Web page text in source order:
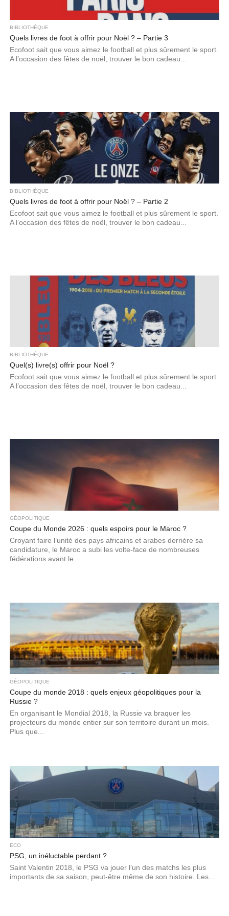
BIBLIOTHÈQUE
Quels livres de foot à offrir pour Noël ? – Partie 3
Ecofoot sait que vous aimez le football et plus sûrement le sport.
A l’occasion des fêtes de noël, trouver le bon cadeau...
BIBLIOTHÈQUE
Quels livres de foot à offrir pour Noël ? – Partie 2
Ecofoot sait que vous aimez le football et plus sûrement le sport.
A l’occasion des fêtes de noël, trouver le bon cadeau...
BIBLIOTHÈQUE
Quel(s) livre(s) offrir pour Noël ?
Ecofoot sait que vous aimez le football et plus sûrement le sport.
A l’occasion des fêtes de noël, trouver le bon cadeau...
GÉOPOLITIQUE
Coupe du Monde 2026 : quels espoirs pour le Maroc ?
Croyant faire l’unité des pays africains et arabes derrière sa
candidature, le Maroc a subi les volte-face de nombreuses
fédérations avant le...
GÉOPOLITIQUE
Coupe du monde 2018 : quels enjeux géopolitiques pour la
Russie ?
En organisant le Mondial 2018, la Russie va braquer les
projecteurs du monde entier sur son territoire durant un mois.
Plus que...
ECO
PSG, un inéluctable perdant ?
Saint Valentin 2018, le PSG va jouer l’un des matchs les plus
importants de sa saison, peut-être même de son histoire. Les...